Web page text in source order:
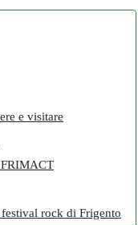
e visitare
rock di Frigento